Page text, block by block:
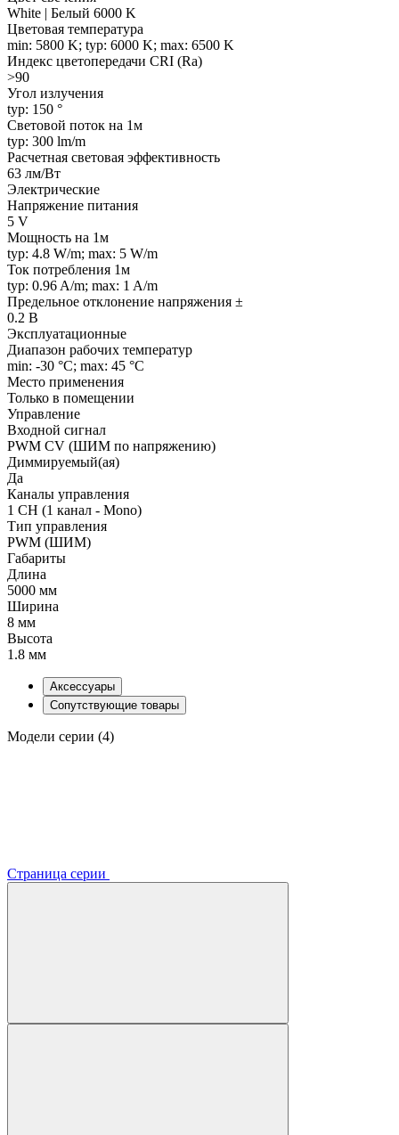
White | Белый 6000 K
Цветовая температура
min: 5800 K; typ: 6000 K; max: 6500 K
Индекс цветопередачи CRI (Ra)
>90
Угол излучения
typ: 150 °
Световой поток на 1м
typ: 300 lm/m
Расчетная световая эффективность
63 лм/Вт
Электрические
Напряжение питания
5 V
Мощность на 1м
typ: 4.8 W/m; max: 5 W/m
Ток потребления 1м
typ: 0.96 A/m; max: 1 A/m
Предельное отклонение напряжения ±
0.2 В
Эксплуатационные
Диапазон рабочих температур
min: -30 °C; max: 45 °C
Место применения
Только в помещении
Управление
Входной сигнал
PWM СV (ШИМ по напряжению)
Диммируемый(ая)
Да
Каналы управления
1 CH (1 канал - Mono)
Тип управления
PWM (ШИМ)
Габариты
Длина
5000 мм
Ширина
8 мм
Высота
1.8 мм
Аксессуары
Сопутствующие товары
Модели серии (4)
Страница серии